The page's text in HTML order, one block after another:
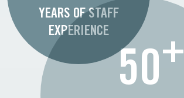
50+
YEARS OF STAFF
EXPERIENCE